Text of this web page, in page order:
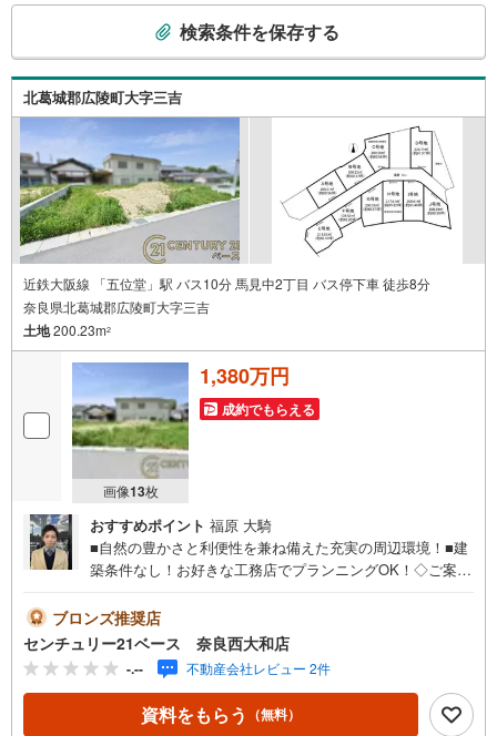
検
索
条
件
で
通
知
を
受
け
取
る
・
を
す
る
検索条件を保存する
北葛城郡広陵町大字三吉
近鉄大阪線 「五位堂」駅 バス10分 馬見中2丁目 バス停下車 徒歩8分
奈良県北葛城郡広陵町大字三吉
土地200.23m2
画像13枚
1,380万円
成約でもらえる
おすすめポイント 福原 大騎
■自然の豊かさと利便性を兼ね備えた充実の周辺環境！■建
築条件なし！お好きな工務店でプランニングOK！◇ご案内
時間でもご見学可！・今から見たい！というお声にもご対
応できます！◇住宅ローンもお任せください！◇・提携銀
行多数あり（地方銀行・都市銀行・信用金庫etc）・優遇後
適用金利 0.875％～（審査内容により異なります）--- ◇◇
Yahoo！不動産キャンペーン対象店舗 ◇◇ ----当店で物件を
成約いただくとPayPayボーナスライトがもらえる【Yaho
ブロンズ推奨店
センチュリー21ベース 奈良西大和店
-.-- 不動産会社レビュー 2件
資料をもらう （無料）